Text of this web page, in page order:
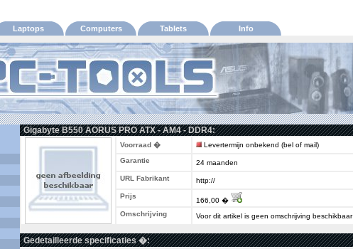
Laptops Computers Tablets Info
Gigabyte B550 AORUS PRO ATX - AM4 - DDR4:
Voorraad �
Levertermijn onbekend (bel of mail)
Garantie
24 maanden
URL Fabrikant
http://
Prijs
166,00 �
Omschrijving
Voor dit artikel is geen omschrijving beschikbaar
Gedetailleerde specificaties �: